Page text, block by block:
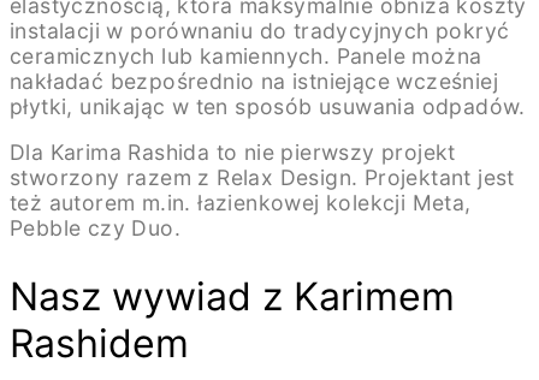
elastycznością, która maksymalnie obniża koszty
instalacji w porównaniu do tradycyjnych pokryć
ceramicznych lub kamiennych. Panele można
nakładać bezpośrednio na istniejące wcześniej
płytki, unikając w ten sposób usuwania odpadów.
Dla Karima Rashida to nie pierwszy projekt
stworzony razem z Relax Design. Projektant jest
też autorem m.in. łazienkowej kolekcji Meta,
Pebble czy Duo.
Nasz wywiad z Karimem
Rashidem